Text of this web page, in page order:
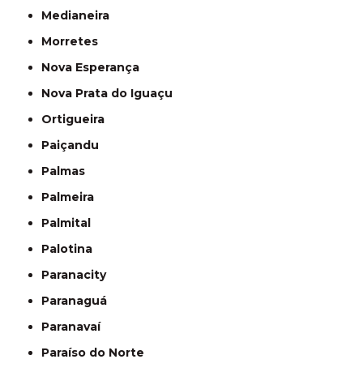
Medianeira
Morretes
Nova Esperança
Nova Prata do Iguaçu
Ortigueira
Paiçandu
Palmas
Palmeira
Palmital
Palotina
Paranacity
Paranaguá
Paranavaí
Paraíso do Norte